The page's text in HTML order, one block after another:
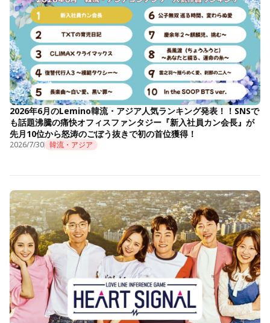
2026年6月のLemino韓流・アジア人気ランキング発表！！SNSで
も話題沸騰の痛快オフィスファンタジー『新入社員カン会長』が
先月10位から怒涛のごぼう抜きで初の首位獲得！
2026/7/30 韓流・アジア